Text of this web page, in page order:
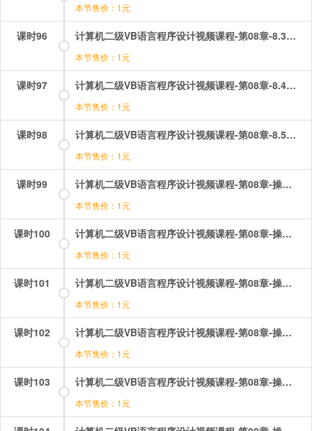
本节售价：1元
课时96 计算机二级VB语言程序设计视频课程-第08章-8.3数组的基本操作.mp4
本节售价：1元
课时97 计算机二级VB语言程序设计视频课程-第08章-8.4数组的初始化.mp4
本节售价：1元
课时98 计算机二级VB语言程序设计视频课程-第08章-8.5控件数组.mp4
本节售价：1元
课时99 计算机二级VB语言程序设计视频课程-第08章-操作：foreach语句.mp4
本节售价：1元
课时100 计算机二级VB语言程序设计视频课程-第08章-操作：一维数组的极值.mp4
本节售价：1元
课时101 计算机二级VB语言程序设计视频课程-第08章-操作：二维数组的矩阵1.mp4
本节售价：1元
课时102 计算机二级VB语言程序设计视频课程-第08章-操作：二维数组的矩阵2.mp4
本节售价：1元
课时103 计算机二级VB语言程序设计视频课程-第08章-操作：二维数组的矩阵3.mp4
本节售价：1元